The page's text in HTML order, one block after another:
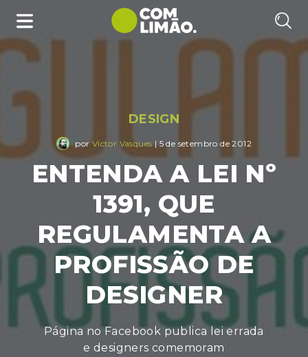
DESIGN
porVictor Vasques | 5 de setembro de 2012
ENTENDA A LEI Nº
1391, QUE
REGULAMENTA A
PROFISSÃO DE
DESIGNER
Página no Facebook publica lei errada
e designers comemoram